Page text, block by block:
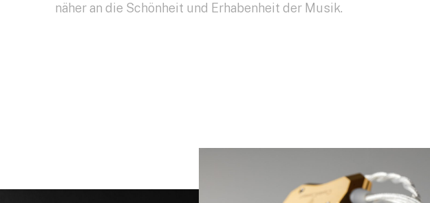
näher an die Schönheit und Erhabenheit der Musik.